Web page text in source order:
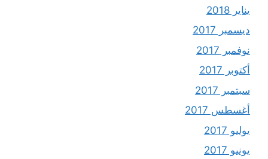
يناير 2018
ديسمبر 2017
نوفمبر 2017
أكتوبر 2017
سبتمبر 2017
أغسطس 2017
يوليو 2017
يونيو 2017